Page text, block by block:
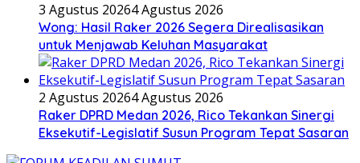
3 Agustus 20264 Agustus 2026
Wong: Hasil Raker 2026 Segera Direalisasikan
untuk Menjawab Keluhan Masyarakat
2 Agustus 20264 Agustus 2026
Raker DPRD Medan 2026, Rico Tekankan Sinergi
Eksekutif-Legislatif Susun Program Tepat Sasaran